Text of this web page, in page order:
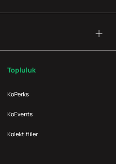
Topluluk
KoPerks
KoEvents
Kolektifliler